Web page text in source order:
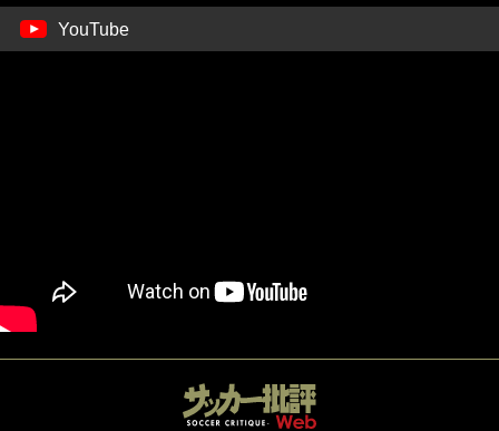
YouTube